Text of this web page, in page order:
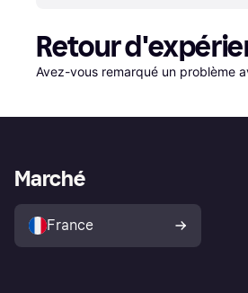
Retour
Avez-vous remarqué un problème
Marché
France